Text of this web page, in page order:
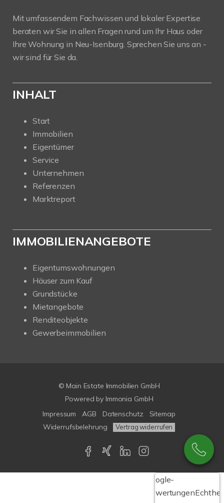
Mit umfassendem Fachwissen und lokaler Expertise
beraten wir Sie in allen Fragen rund um Ihr Haus oder
Ihre Wohnung in Neu-Isenburg. Sprechen Sie uns an -
wir sind für Sie da.
INHALT
Start
Immobilien
Eigentümer
Service
Unternehmen
Referenzen
Marktreport
IMMOBILIENANGEBOTE
Eigentumswohnungen
Häuser zum Kauf
Grundstücke
Mietangebote
Renditeobjekte
Gewerbeimmobilien
© Main Estate Immobilien GmbH
Powered by Immonia GmbH
Impressum
AGB Datenschutz
Sitemap
Widerrufsbelehrung
Vertrag widerrufen
Google-
Bewertungen